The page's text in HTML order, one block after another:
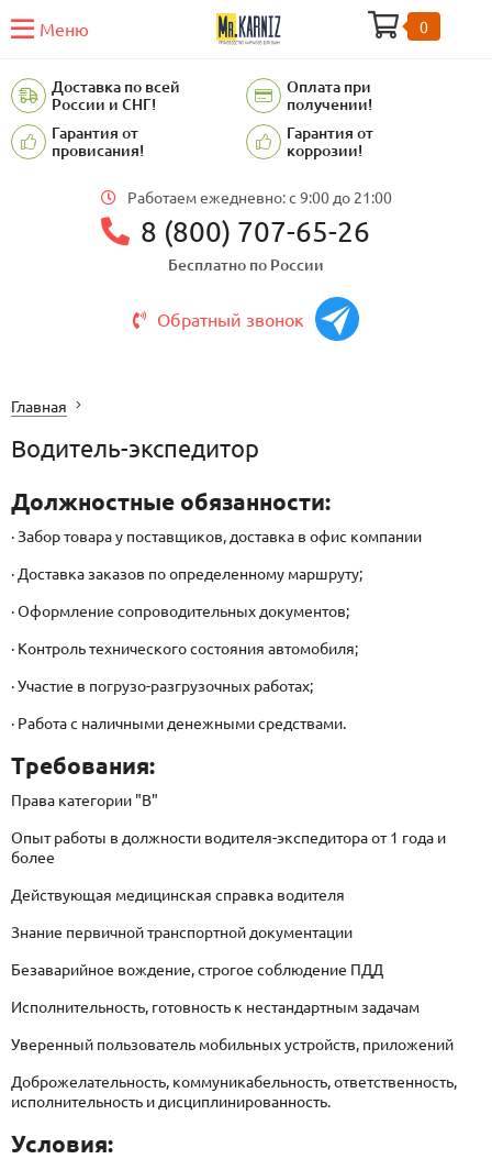
Меню 0
Доставка по всей
России и СНГ!
Оплата при
получении!
Гарантия от
провисания!
Гарантия от
коррозии!
Работаем ежедневно: c 9:00 до 21:00
8 (800) 707-65-26
Бесплатно по России
Обратный звонок
Главная
Водитель-экспедитор
Должностные обязанности:
· Забор товара у поставщиков, доставка в офис компании
· Доставка заказов по определенному маршруту;
· Оформление сопроводительных документов;
· Контроль технического состояния автомобиля;
· Участие в погрузо-разгрузочных работах;
· Работа с наличными денежными средствами.
Требования:
Права категории "В"
Опыт работы в должности водителя-экспедитора от 1 года и
более
Действующая медицинская справка водителя
Знание первичной транспортной документации
Безаварийное вождение, строгое соблюдение ПДД
Исполнительность, готовность к нестандартным задачам
Уверенный пользователь мобильных устройств, приложений
Доброжелательность, коммуникабельность, ответственность,
исполнительность и дисциплинированность.
Условия: